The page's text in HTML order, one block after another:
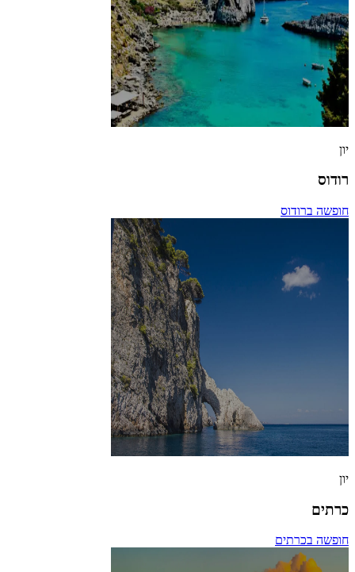
יון
רודוס
חופשה ברודוס
יון
כרתים
חופשה בכרתים